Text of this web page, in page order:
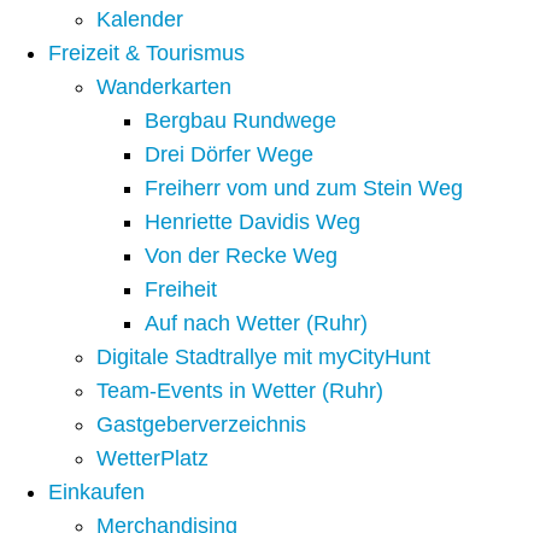
Kalender
Freizeit & Tourismus
Wanderkarten
Bergbau Rundwege
Drei Dörfer Wege
Freiherr vom und zum Stein Weg
Henriette Davidis Weg
Von der Recke Weg
Freiheit
Auf nach Wetter (Ruhr)
Digitale Stadtrallye mit myCityHunt
Team-Events in Wetter (Ruhr)
Gastgeberverzeichnis
WetterPlatz
Einkaufen
Merchandising